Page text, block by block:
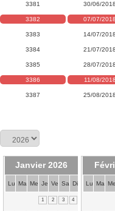
3381 30/06/2018
3382 07/07/2018
3383 14/07/2018
3384 21/07/2018
3385 28/07/2018
3386 11/08/2018
3387 25/08/2018
Janvier 2026
Lu Ma Me Je Ve Sa Di
1 2 3 4
Lu Ma Me